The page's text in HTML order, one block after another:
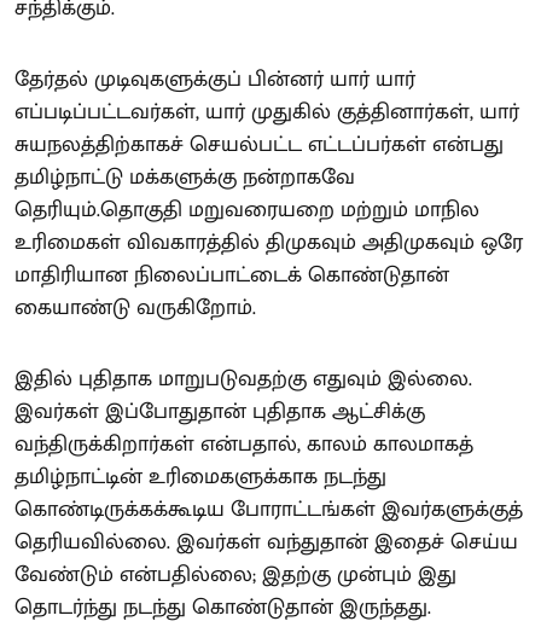
சந்திக்கும்.
தேர்தல் முடிவுகளுக்குப் பின்னர் யார் யார்
எப்படிப்பட்டவர்கள், யார் முதுகில் குத்தினார்கள், யார்
சுயநலத்திற்காகச் செயல்பட்ட எட்டப்பர்கள் என்பது
தமிழ்நாட்டு மக்களுக்கு நன்றாகவே
தெரியும்.தொகுதி மறுவரையறை மற்றும் மாநில
உரிமைகள் விவகாரத்தில் திமுகவும் அதிமுகவும் ஒரே
மாதிரியான நிலைப்பாட்டைக் கொண்டுதான்
கையாண்டு வருகிறோம்.
இதில் புதிதாக மாறுபடுவதற்கு எதுவும் இல்லை.
இவர்கள் இப்போதுதான் புதிதாக ஆட்சிக்கு
வந்திருக்கிறார்கள் என்பதால், காலம் காலமாகத்
தமிழ்நாட்டின் உரிமைகளுக்காக நடந்து
கொண்டிருக்கக்கூடிய போராட்டங்கள் இவர்களுக்குத்
தெரியவில்லை. இவர்கள் வந்துதான் இதைச் செய்ய
வேண்டும் என்பதில்லை; இதற்கு முன்பும் இது
தொடர்ந்து நடந்து கொண்டுதான் இருந்தது.